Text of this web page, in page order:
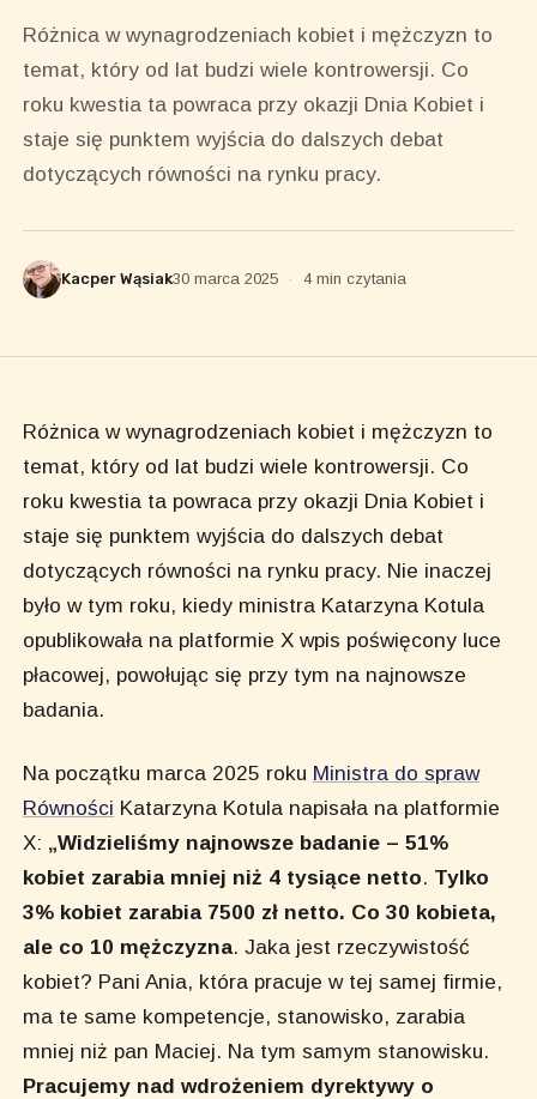
Różnica w wynagrodzeniach kobiet i mężczyzn to
temat, który od lat budzi wiele kontrowersji. Co
roku kwestia ta powraca przy okazji Dnia Kobiet i
staje się punktem wyjścia do dalszych debat
dotyczących równości na rynku pracy.
Kacper Wąsiak30 marca 2025 · 4 min czytania
Różnica w wynagrodzeniach kobiet i mężczyzn to
temat, który od lat budzi wiele kontrowersji. Co
roku kwestia ta powraca przy okazji Dnia Kobiet i
staje się punktem wyjścia do dalszych debat
dotyczących równości na rynku pracy. Nie inaczej
było w tym roku, kiedy ministra Katarzyna Kotula
opublikowała na platformie X wpis poświęcony luce
płacowej, powołując się przy tym na najnowsze
badania.
Na początku marca 2025 roku Ministra do spraw
Równości Katarzyna Kotula napisała na platformie
X: „Widzieliśmy najnowsze badanie – 51%
kobiet zarabia mniej niż 4 tysiące netto. Tylko
3% kobiet zarabia 7500 zł netto. Co 30 kobieta,
ale co 10 mężczyzna. Jaka jest rzeczywistość
kobiet? Pani Ania, która pracuje w tej samej firmie,
ma te same kompetencje, stanowisko, zarabia
mniej niż pan Maciej. Na tym samym stanowisku.
Pracujemy nad wdrożeniem dyrektywy o